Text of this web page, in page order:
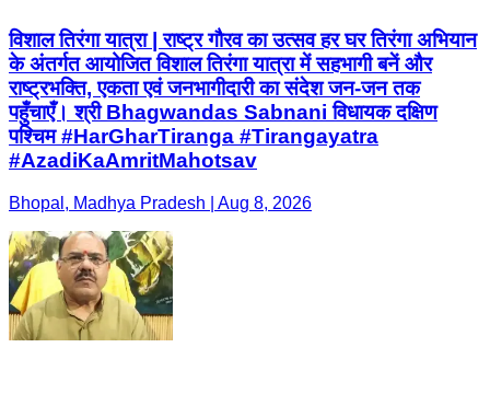
विशाल तिरंगा यात्रा | राष्ट्र गौरव का उत्सव हर घर तिरंगा अभियान
के अंतर्गत आयोजित विशाल तिरंगा यात्रा में सहभागी बनें और
राष्ट्रभक्ति, एकता एवं जनभागीदारी का संदेश जन-जन तक
पहुँचाएँ। श्री Bhagwandas Sabnani विधायक दक्षिण
पश्चिम #HarGharTiranga #Tirangayatra
#AzadiKaAmritMahotsav
Bhopal, Madhya Pradesh | Aug 8, 2026